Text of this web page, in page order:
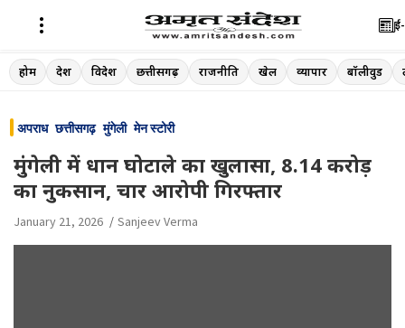
Skip
to
होम देश विदेश छत्तीसगढ़ राजनीति खेल व्यापार बॉलीवुड
अपराध छत्तीसगढ़ मुंगेली मेन स्टोरी
मुंगेली में धान घोटाले का खुलासा, 8.14 करोड़
का नुकसान, चार आरोपी गिरफ्तार
January 21, 2026 Sanjeev Verma